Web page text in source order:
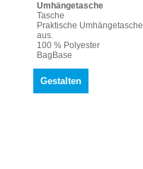
Umhängetasche
Tasche
Praktische Umhängetasche
aus.
100 % Polyester
BagBase